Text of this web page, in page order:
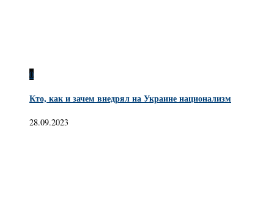
0
Кто, как и зачем внедрял на Украине национализм
28.09.2023